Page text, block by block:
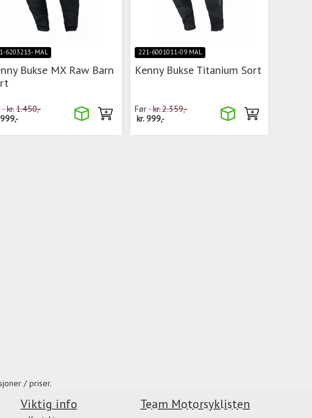
6203213- MAL
Bukse MX Raw Barn
kr.1.450,-
999,-
221-6001011-09 MAL
Kenny Bukse Titanium Sort
Før kr.2.359,-
kr.999,-
/ priser.
Team Motorsyklisten
Viktig info